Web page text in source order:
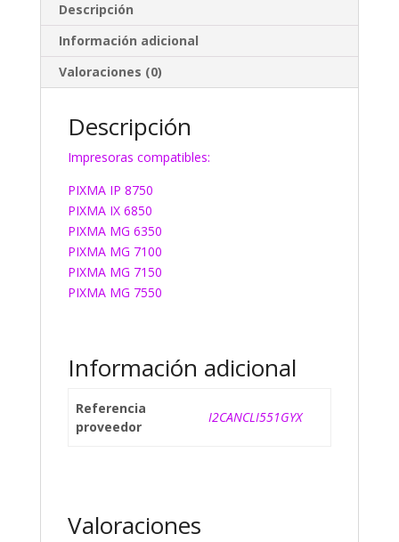
Descripción
Información adicional
Valoraciones (0)
Descripción
Impresoras compatibles:
PIXMA IP 8750
PIXMA IX 6850
PIXMA MG 6350
PIXMA MG 7100
PIXMA MG 7150
PIXMA MG 7550
Información adicional
Referencia
proveedor
I2CANCLI551GYX
Valoraciones